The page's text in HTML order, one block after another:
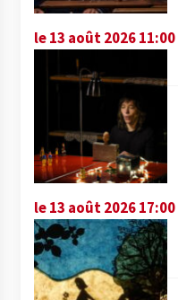
le 13 août 2026 11:00
le 13 août 2026 17:00